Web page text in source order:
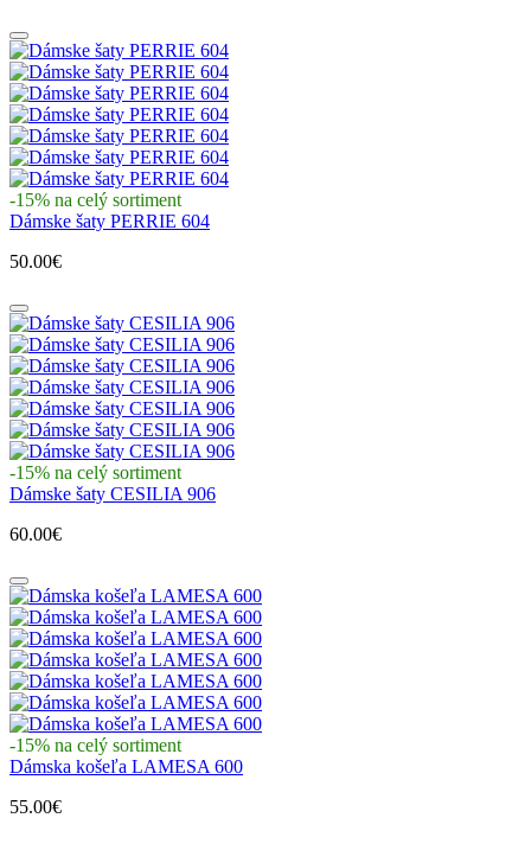
-15% na celý sortiment
Dámske šaty PERRIE 604
50.00€
-15% na celý sortiment
Dámske šaty CESILIA 906
60.00€
-15% na celý sortiment
Dámska košeľa LAMESA 600
55.00€